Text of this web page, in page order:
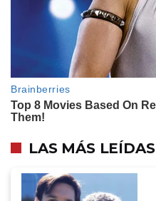
LAS MÁS LEÍDAS